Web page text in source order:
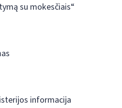
su mokesčiais“
informacija